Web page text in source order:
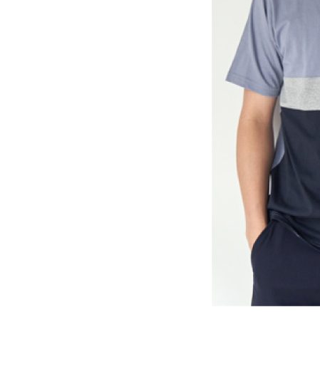
TRツイル切り替
￥2,190（税込
EASY
￥3,990（税込
ＥＡＳＹＳＴＲ
￥4,990（税込